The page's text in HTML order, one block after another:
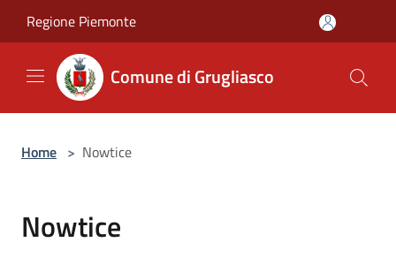
Regione Piemonte
Comune di Grugliasco
Home > Nowtice
Nowtice